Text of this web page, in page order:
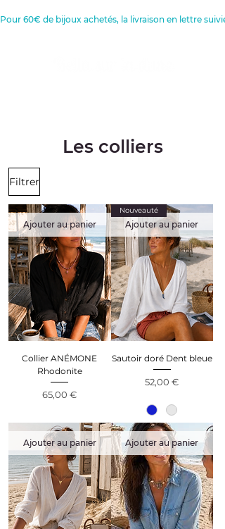
Pour 60€ de bijoux achetés, la livraison en lettre
Les colliers
Filtrer
Ajouter au panier
Collier ANÉMONE
Rhodonite
Prix
65,00 €
Ajouter au panier
Nouveauté
Sautoir doré Dent bleue
Prix
52,00 €
Ajouter au panier Ajouter au panier